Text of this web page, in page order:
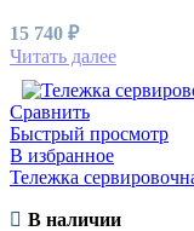
15 740 ₽
Читать далее
Сравнить
Быстрый просмотр
В избранное
Тележка
В наличии